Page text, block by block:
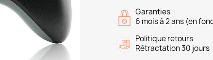
Garanties
6 mois à 2 ans (en
Politique retours
Rétractation 30 jours